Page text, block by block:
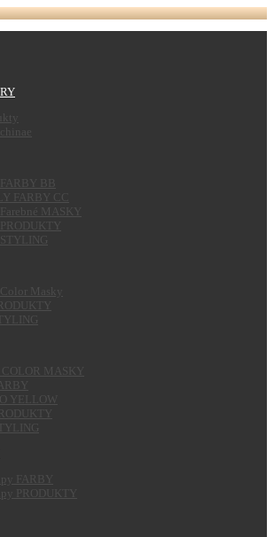
BB
FARBY CC
MASKY
Color Masky
COLOR MASKY
YELLOW
FARBY
PRODUKTY